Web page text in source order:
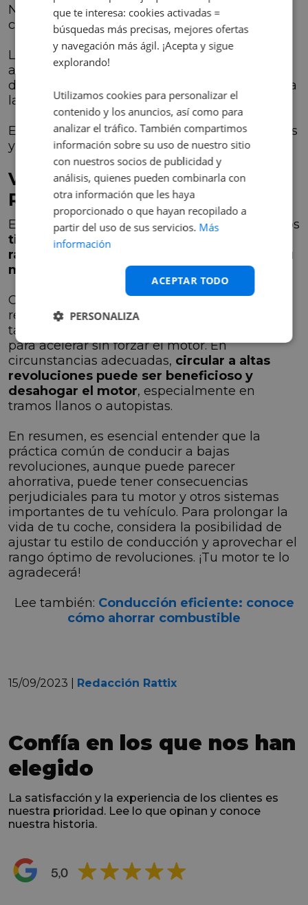
No solo el motor se ve afectado por la
conducción a bajas revoluciones.
Los sistemas anticontaminación y los filtros
antipartículas también pueden resultar
dañados debido a la temperatura subóptima a
la que operan en estas condiciones.
Esto puede llevar al bloqueo de estos sistemas
y problemas de contaminación del aire.
Ventajas de Conducir a Altas
Revoluciones
Es importante recordar que todos los vehículos
tienen una curva de potencia que indica el
rango de revoluciones en el cual ofrecen su
mejor rendimiento.
Conducir dentro de esta horquilla no solo
reduce el consumo de combustible, sino que
también proporciona la potencia necesaria
para acelerar sin forzar el motor. En
circunstancias adecuadas, circular a altas
revoluciones puede ser beneficioso y
desahogar el motor, especialmente en
tramos llanos o autopistas.
En resumen, es esencial entender que la
práctica común de conducir a bajas
revoluciones, aunque puede parecer
ahorrativa, puede tener consecuencias
perjudiciales para tu motor y otros sistemas
importantes de tu vehículo. Para prolongar la
vida de tu coche, considera la posibilidad de
ajustar tu estilo de conducción y aprovechar el
rango óptimo de revoluciones. ¡Tu motor te lo
agradecerá!
Lee también: Conducción eficiente: conoce
cómo ahorrar combustible
15/09/2023 | Redacción Rattix
Confía en los que nos han
elegido
La satisfacción y la experiencia de los clientes es
nuestra prioridad. Lee lo que opinan y conoce
nuestra historia.
que te interesa: cookies activadas =
búsquedas más precisas, mejores ofertas
y navegación más ágil. ¡Acepta y sigue
explorando!
Utilizamos cookies para personalizar el
contenido y los anuncios, así como para
analizar el tráfico. También compartimos
información sobre su uso de nuestro sitio
con nuestros socios de publicidad y
análisis, quienes pueden combinarla con
otra información que les haya
proporcionado o que hayan recopilado a
partir del uso de sus servicios. Más
información
ACEPTAR TODO
PERSONALIZA